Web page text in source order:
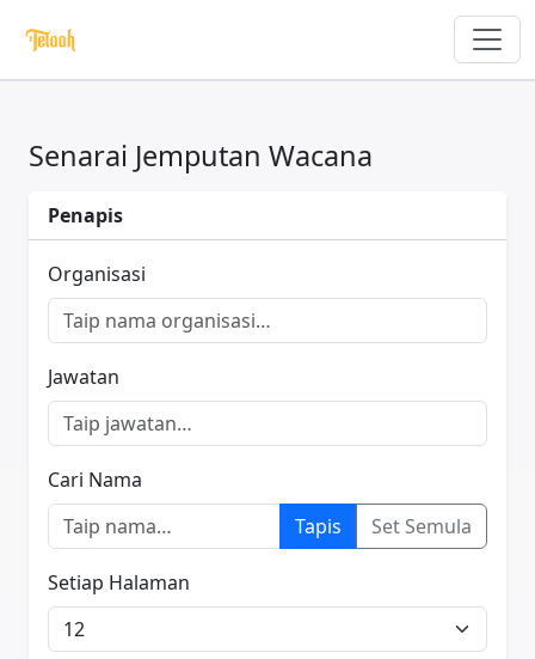
Senarai Jemputan Wacana
Penapis
Organisasi
Jawatan
Cari Nama
Tapis
Set Semula
Setiap Halaman